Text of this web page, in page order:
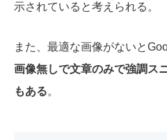
示されていると考えられる。
また、最適な画像がないと
画像無しで文章のみで強調ス
もある。